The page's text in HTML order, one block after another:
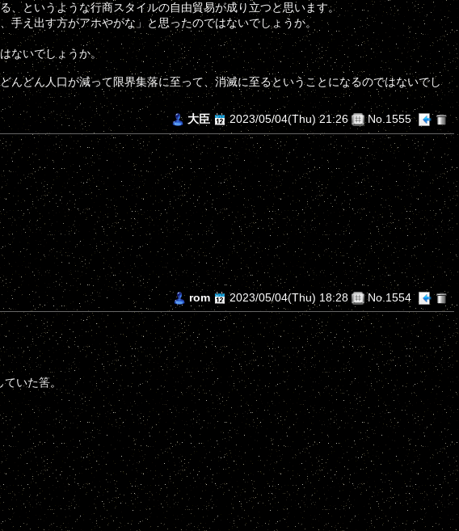
というような行商スタイルの自由貿易が成り立つと思います。
手え出す方がアホやがな」と思ったのではないでしょうか。
ないでしょうか。
どん人口が減って限界集落に至って、消滅に至るということになるのではないでし
大臣
2023/05/04(Thu) 21:26 No.1555
rom
2023/05/04(Thu) 18:28 No.1554
いた筈。